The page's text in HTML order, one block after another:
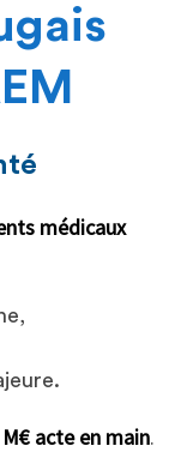
médicaux
acte en main.